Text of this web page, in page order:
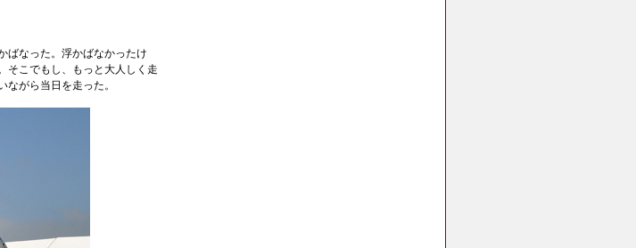
ばなった。浮かばなかったけ
そこでもし、もっと大人しく走
がら当日を走った。